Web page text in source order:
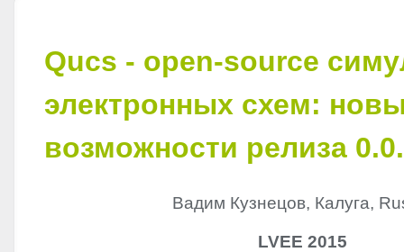
Qucs - open-source
электронных схем:
возможности релиза
Вадим Кузнецов, Калуга,
LVEE 2015